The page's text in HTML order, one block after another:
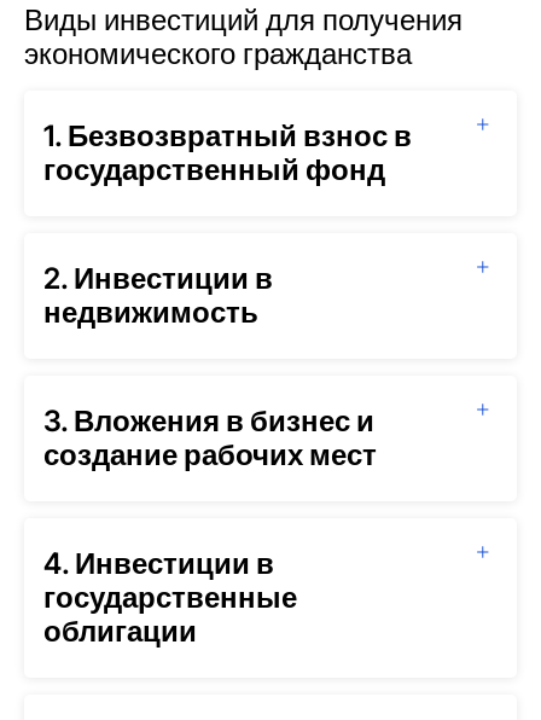
Виды инвестиций для получения
экономического гражданства
1. Безвозвратный взнос в
государственный фонд
2. Инвестиции в
недвижимость
3. Вложения в бизнес и
создание рабочих мест
4. Инвестиции в
государственные
облигации